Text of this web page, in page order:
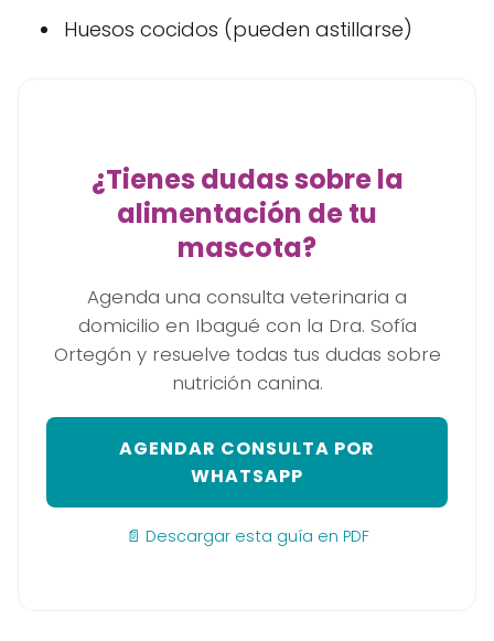
Huesos cocidos (pueden astillarse)
¿Tienes dudas sobre la
alimentación de tu
mascota?
Agenda una consulta veterinaria a
domicilio en Ibagué con la Dra. Sofía
Ortegón y resuelve todas tus dudas sobre
nutrición canina.
AGENDAR CONSULTA POR
WHATSAPP
📄 Descargar esta guía en PDF